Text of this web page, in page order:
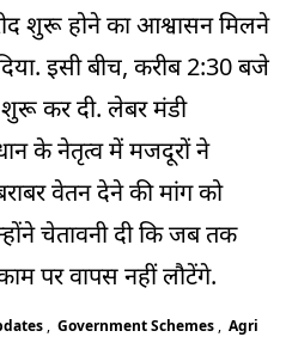
शुरू होने का आश्वासन मिलने
इसी बीच, करीब 2:30 बजे
कर दी. लेबर मंडी
के नेतृत्व में मजदूरों ने
वेतन देने की मांग को
चेतावनी दी कि जब तक
पर वापस नहीं लौटेंगे.
, Government Schemes , Agri